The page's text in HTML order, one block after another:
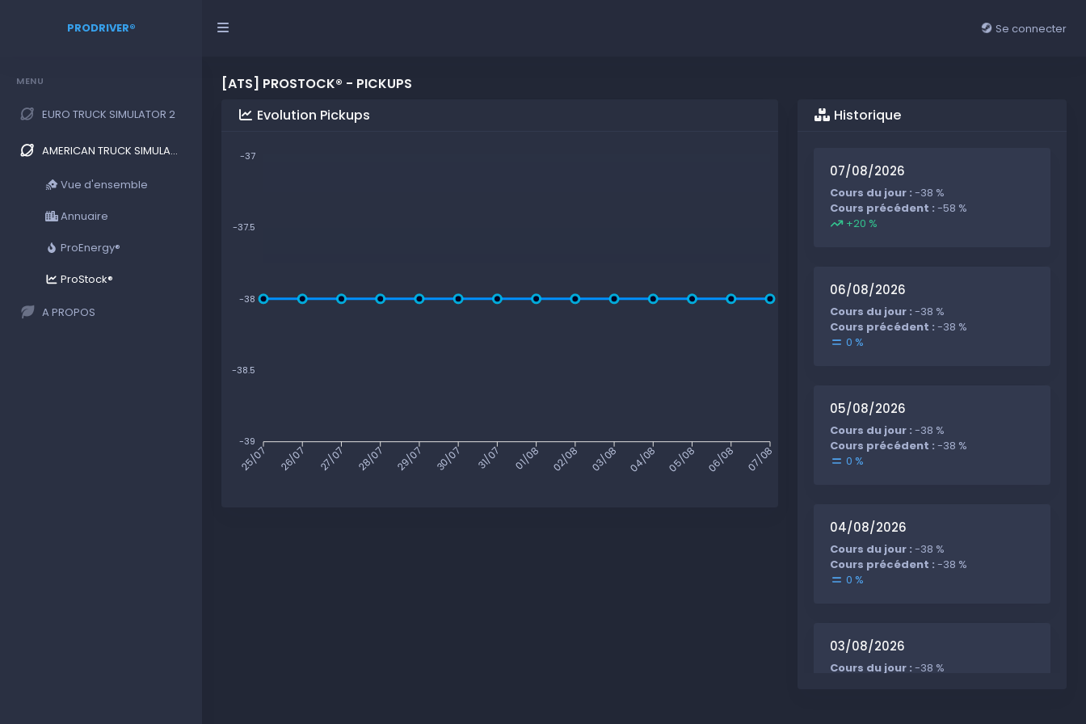
PRODRIVER® Se connecter
MENU
EURO TRUCK SIMULATOR 2
AMERICAN TRUCK SIMULATOR
Vue d'ensemble
Annuaire
ProEnergy®
ProStock®
A PROPOS
[ATS] PROSTOCK® - PICKUPS
Evolution Pickups
-37
-37.5
-38
-38.5
-39
25/07 26/07 27/07 28/07 29/07 30/07 31/07 01/08 02/08 03/08 04/08 05/08 06/08 07/08
Historique
07/08/2026
Cours du jour :-38 %
Cours précédent :-58 %
+20 %
06/08/2026
Cours du jour :-38 %
Cours précédent :-38 %
0 %
05/08/2026
Cours du jour :-38 %
Cours précédent :-38 %
0 %
04/08/2026
Cours du jour :-38 %
Cours précédent :-38 %
0 %
03/08/2026
Cours du jour :-38 %